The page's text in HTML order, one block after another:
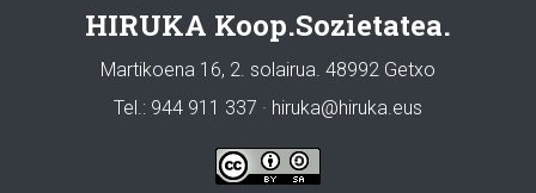
HIRUKA Koop.Sozietatea.
Martikoena 16, 2. solairua. 48992 Getxo
Tel.: 944 911 337 · hiruka@hiruka.eus